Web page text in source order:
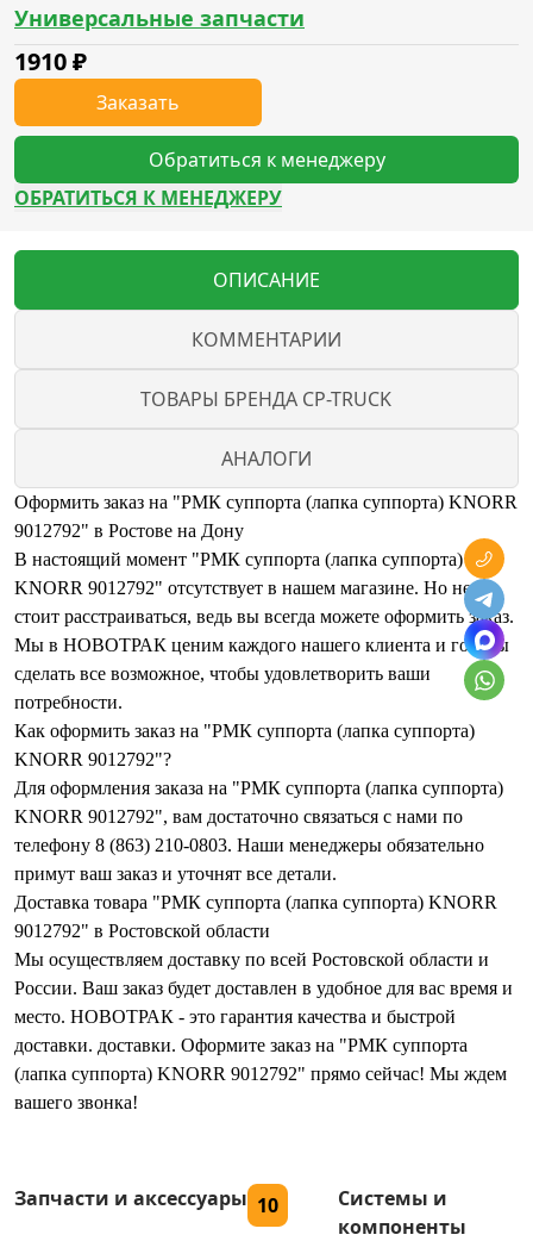
Универсальные запчасти
1910₽
Заказать
Обратиться к менеджеру
ОБРАТИТЬСЯ К МЕНЕДЖЕРУ
ОПИСАНИЕ
КОММЕНТАРИИ
ТОВАРЫ БРЕНДА CP-TRUCK
АНАЛОГИ
Оформить заказ на "РМК суппорта (лапка суппорта) KNORR
9012792" в Ростове на Дону
В настоящий момент "РМК суппорта (лапка суппорта)
KNORR 9012792" отсутствует в нашем магазине. Но не
стоит расстраиваться, ведь вы всегда можете оформить заказ.
Мы в НОВОТРАК ценим каждого нашего клиента и готовы
сделать все возможное, чтобы удовлетворить ваши
потребности.
Как оформить заказ на "РМК суппорта (лапка суппорта)
KNORR 9012792"?
Для оформления заказа на "РМК суппорта (лапка суппорта)
KNORR 9012792", вам достаточно связаться с нами по
телефону 8 (863) 210-0803. Наши менеджеры обязательно
примут ваш заказ и уточнят все детали.
Доставка товара "РМК суппорта (лапка суппорта) KNORR
9012792" в Ростовской области
Мы осуществляем доставку по всей Ростовской области и
России. Ваш заказ будет доставлен в удобное для вас время и
место. НОВОТРАК - это гарантия качества и быстрой
доставки. доставки. Оформите заказ на "РМК суппорта
(лапка суппорта) KNORR 9012792" прямо сейчас! Мы ждем
вашего звонка!
Запчасти и аксессуары 10
Системы и
компоненты